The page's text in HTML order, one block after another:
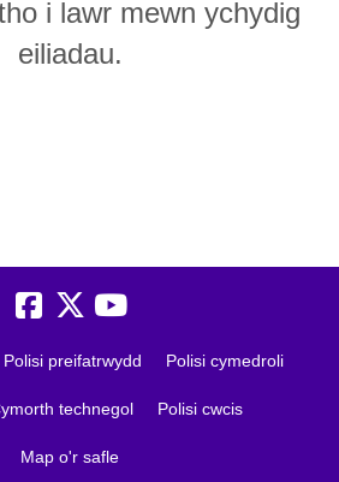
i lawr mewn ychydig
eiliadau.
Polisi preifatrwydd Polisi cymedroli
technegol Polisi cwcis
Map o'r safle